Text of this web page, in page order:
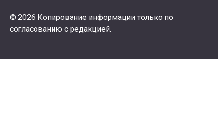
© 2026 Копирование информации только по
согласованию с редакцией.